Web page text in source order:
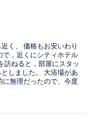
く、 価格もお安いわり
で，近くにシティホテル
訪ねると，部屋にスタッ
しました。 大浴場があ
に無理だったので、今度
す。